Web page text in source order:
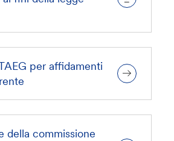
per affidamenti
della commissione